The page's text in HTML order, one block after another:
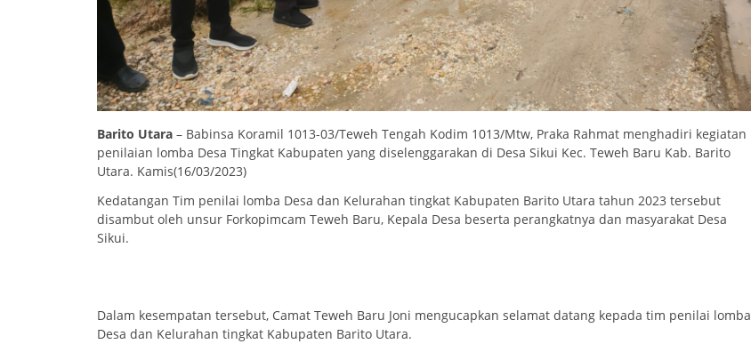
Barito Utara – Babinsa Koramil 1013-03/Teweh Tengah Kodim 1013/Mtw, Praka Rahmat menghadiri kegiatan
penilaian lomba Desa Tingkat Kabupaten yang diselenggarakan di Desa Sikui Kec. Teweh Baru Kab. Barito
Utara. Kamis(16/03/2023)
Kedatangan Tim penilai lomba Desa dan Kelurahan tingkat Kabupaten Barito Utara tahun 2023 tersebut
disambut oleh unsur Forkopimcam Teweh Baru, Kepala Desa beserta perangkatnya dan masyarakat Desa
Sikui.
Dalam kesempatan tersebut, Camat Teweh Baru Joni mengucapkan selamat datang kepada tim penilai lomba
Desa dan Kelurahan tingkat Kabupaten Barito Utara.